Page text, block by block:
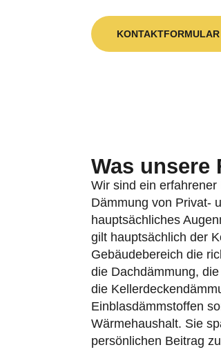
KONTAKTFORMULAR
Was unsere
Wir sind ein
Dämmung von Privat-
hauptsächliches
gilt hauptsächlich der
Gebäudebereich die
die Dachdämmung,
die
Einblasdämmstoffen
Wärmehaushalt. Sie
persönlichen Beitrag